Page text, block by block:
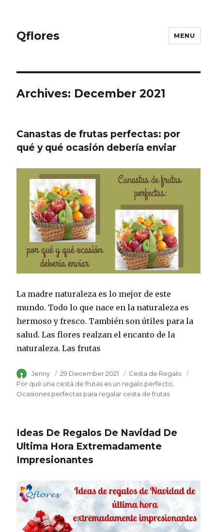
Qflores MENU
Archives: December 2021
Canastas de frutas perfectas: por
qué y qué ocasión debería enviar
La madre naturaleza es lo mejor de este
mundo. Todo lo que nace en la naturaleza es
hermoso y fresco. También son útiles para la
salud. Las flores realzan el encanto de la
naturaleza. Las frutas
Author
Jenny
Posted
on
29 December 2021 Category
Cesta de Regalo
Por qué una cesta de frutas es un regalo perfecto
Ocasiones perfectas para regalar cesta de frutas
Ideas De Regalos De Navidad De
Ultima Hora Extremadamente
Impresionantes